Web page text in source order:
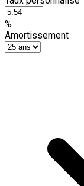
%
Amortissement